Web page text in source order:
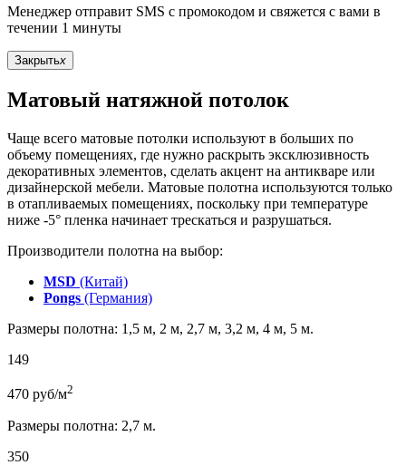
Менеджер отправит SMS с промокодом и свяжется с вами в
течении 1 минуты
Закрытьx
Матовый натяжной потолок
Чаще всего матовые потолки используют в больших по
объему помещениях, где нужно раскрыть эксклюзивность
декоративных элементов, сделать акцент на антикваре или
дизайнерской мебели. Матовые полотна используются только
в отапливаемых помещениях, поскольку при температуре
ниже -5° пленка начинает трескаться и разрушаться.
Производители полотна на выбор:
MSD (Китай)
Pongs (Германия)
Размеры полотна: 1,5 м, 2 м, 2,7 м, 3,2 м, 4 м, 5 м.
149
470 руб/м2
Размеры полотна: 2,7 м.
350